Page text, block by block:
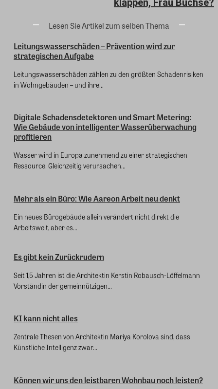
klappen, Frau Büchse?
Lesen Sie Artikel zum selben Thema
Leitungswasserschäden – Prävention wird zur
strategischen Aufgabe
Leitungswasserschäden zählen zu den größten Schadenrisiken
in Wohngebäuden – und ihre...
Digitale Schadensdetektoren und Smart Metering:
Wie Gebäude von intelligenter Wasserüberwachung
profitieren
Wasser wird in Europa zunehmend zu einer strategischen
Ressource. Gleichzeitig verursachen...
Mehr als ein Büro: Wie Aareon Arbeit neu denkt
Ein neues Bürogebäude allein verändert nicht direkt die
Arbeitswelt, aber es...
Es gibt kein Zurückrudern
Seit 1,5 Jahren ist die Architektin Kerstin Robausch-Löffelmann
Vorständin der gemeinnützigen...
KI kann nicht alles
Zentrale Thesen von Architektin Mariya Korolova sind, dass
Künstliche Intelligenz zwar...
Können wir uns den leistbaren Wohnbau noch leisten?